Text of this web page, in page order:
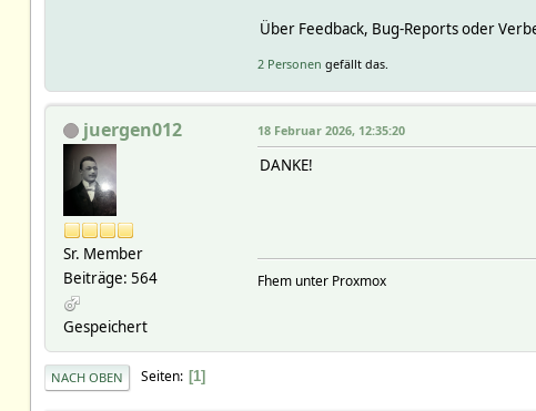
Über Feedback, Bug-Reports oder
2 Personen gefällt das.
juergen012
Sr. Member
Beiträge: 564
Gespeichert
18 Februar 2026, 12:35:20
DANKE!
Fhem unter Proxmox
NACH OBEN Seiten 1